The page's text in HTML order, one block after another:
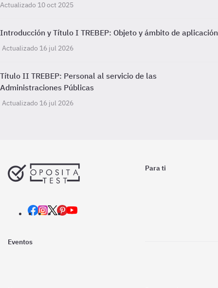
Actualizado 10 oct 2025
Introducción y Título I TREBEP: Objeto y ámbito de aplicación
Actualizado 16 jul 2026
Título II TREBEP: Personal al servicio de las
Administraciones Públicas
Actualizado 16 jul 2026
Para ti
Eventos